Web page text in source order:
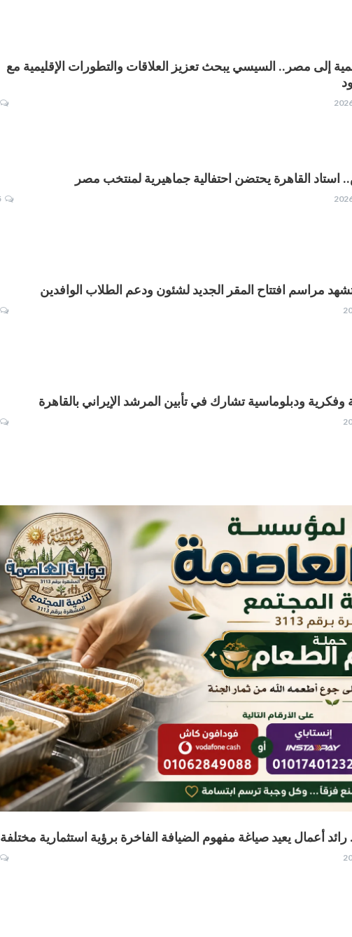
إلى مصر.. السيسي يبحث تعزيز العلاقات والتطورات الإقليمية مع
استاد القاهرة يحتضن احتفالية جماهيرية لمنتخب مصر
مراسم افتتاح المقر الجديد لشئون ودعم الطلاب الوافدين
ودبلوماسية تشارك في تأبين المرشد الإيراني بالقاهرة
أعمال يعيد صياغة مفهوم الضيافة الفاخرة برؤية استثمارية مختلفة